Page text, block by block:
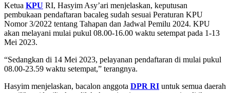
Ketua KPU RI, Hasyim Asy’ari menjelaskan, keputusan
pembukaan pendaftaran bacaleg sudah sesuai Peraturan KPU
Nomor 3/2022 tentang Tahapan dan Jadwal Pemilu 2024. KPU
akan melayani mulai pukul 08.00-16.00 waktu setempat pada 1-13
Mei 2023.
“Sedangkan di 14 Mei 2023, pelayanan pendaftaran di mulai pukul
08.00-23.59 waktu setempat,” terangnya.
Hasyim menjelaskan, bacalon anggota DPR RI untuk semua daerah